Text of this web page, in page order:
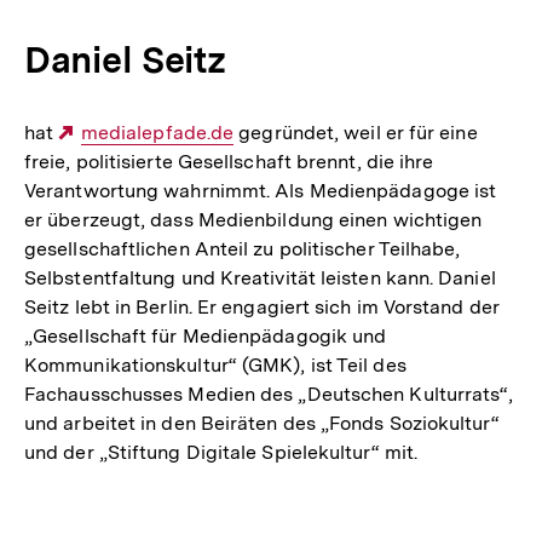
Daniel Seitz
hat
Externer
Link:
medialepfade.de gegründet, weil er für eine
freie, politisierte Gesellschaft brennt, die ihre
Verantwortung wahrnimmt. Als Medienpädagoge ist
er überzeugt, dass Medienbildung einen wichtigen
gesellschaftlichen Anteil zu politischer Teilhabe,
Selbstentfaltung und Kreativität leisten kann. Daniel
Seitz lebt in Berlin. Er engagiert sich im Vorstand der
„Gesellschaft für Medienpädagogik und
Kommunikationskultur“ (GMK), ist Teil des
Fachausschusses Medien des „Deutschen Kulturrats“,
und arbeitet in den Beiräten des „Fonds Soziokultur“
und der „Stiftung Digitale Spielekultur“ mit.